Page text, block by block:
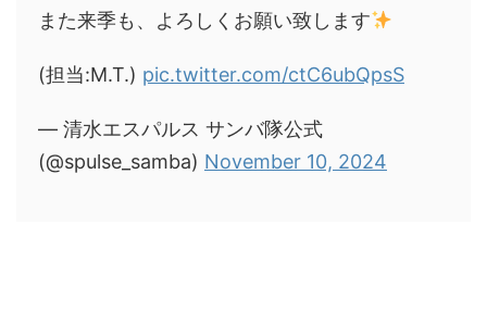
また来季も、よろしくお願い致します
(担当:M.T.) pic.twitter.com/ctC6ubQpsS
— 清水エスパルス サンバ隊公式
(@spulse_samba) November 10, 2024